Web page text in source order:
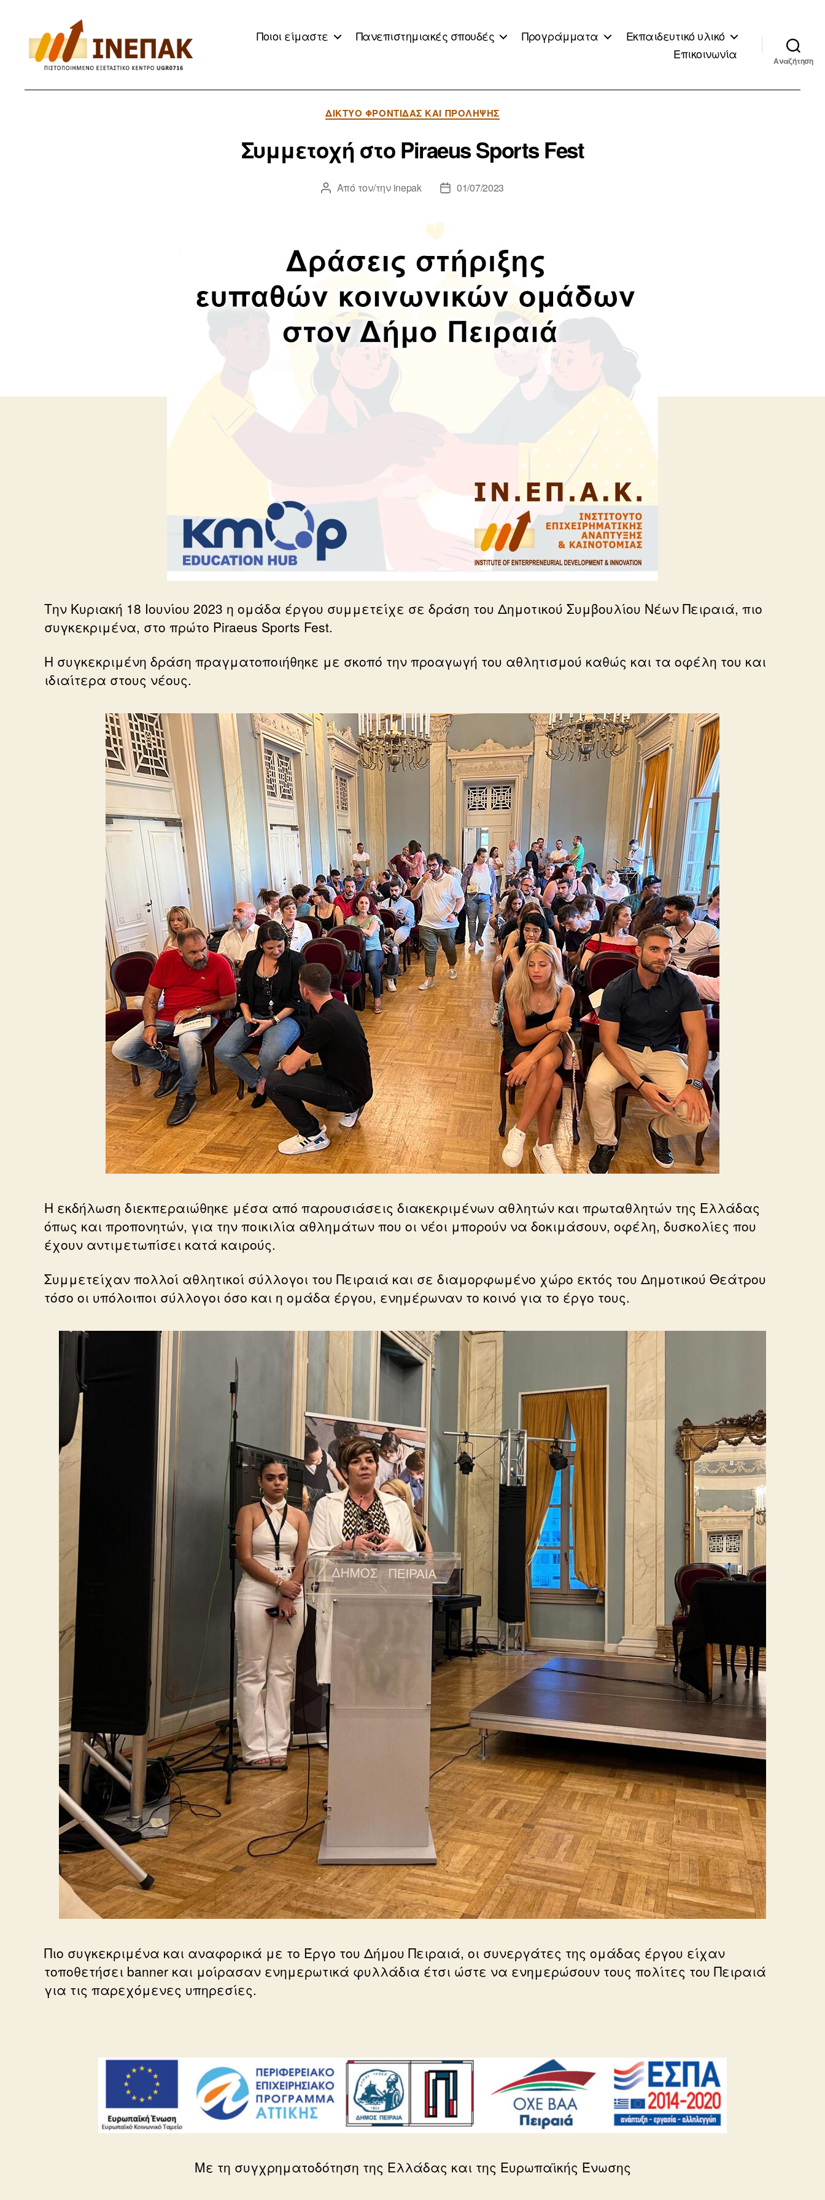
Ποιοι είμαστε Πανεπιστημιακές σπουδές Προγράμματα
Εκπαιδευτικό υλικό
Επικοινωνία
Αναζήτηση
Κατηγορίες
ΔΊΚΤΥΟ ΦΡΟΝΤΊΔΑΣ ΚΑΙ ΠΡΌΛΗΨΗΣ
Συμμετοχή στο Piraeus Sports Fest
Συντάκτης
Από τον/την inepak
Ημ.01/07/2023
Την Κυριακή 18 Ιουνίου 2023 η ομάδα έργου συμμετείχε σε δράση του Δημοτικού Συμβουλίου Νέων Πειραιά, πιο
συγκεκριμένα, στο πρώτο Piraeus Sports Fest.
Η συγκεκριμένη δράση πραγματοποιήθηκε με σκοπό την προαγωγή του αθλητισμού καθώς και τα οφέλη του και
ιδιαίτερα στους νέους.
Η εκδήλωση διεκπεραιώθηκε μέσα από παρουσιάσεις διακεκριμένων αθλητών και πρωταθλητών της Ελλάδας
όπως και προπονητών, για την ποικιλία αθλημάτων που οι νέοι μπορούν να δοκιμάσουν, οφέλη, δυσκολίες που
έχουν αντιμετωπίσει κατά καιρούς.
Συμμετείχαν πολλοί αθλητικοί σύλλογοι του Πειραιά και σε διαμορφωμένο χώρο εκτός του Δημοτικού Θεάτρου
τόσο οι υπόλοιποι σύλλογοι όσο και η ομάδα έργου, ενημέρωναν το κοινό για το έργο τους.
Πιο συγκεκριμένα και αναφορικά με το Έργο του Δήμου Πειραιά, οι συνεργάτες της ομάδας έργου είχαν
τοποθετήσει banner και μοίρασαν ενημερωτικά φυλλάδια έτσι ώστε να ενημερώσουν τους πολίτες του Πειραιά
για τις παρεχόμενες υπηρεσίες.
Με τη συγχρηματοδότηση της Ελλάδας και της Ευρωπαϊκής Ένωσης